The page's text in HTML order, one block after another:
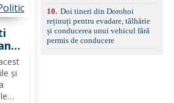
-
și
10. Doi tineri din Dorohoi
reținuți pentru evadare, tâlhărie
și conducerea unui vehicul fără
permis de conducere